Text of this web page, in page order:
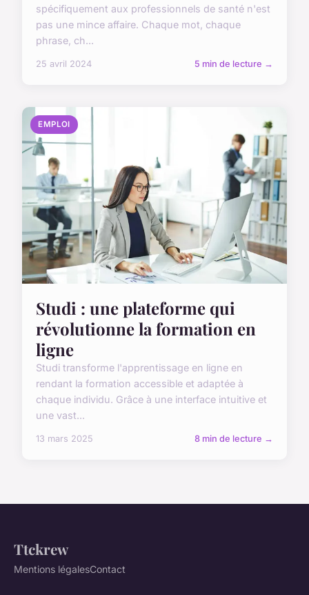
spécifiquement aux professionnels de santé n'est
pas une mince affaire. Chaque mot, chaque
phrase, ch...
25 avril 2024 5 min de lecture →
EMPLOI
Studi : une plateforme qui
révolutionne la formation en
ligne
Studi transforme l'apprentissage en ligne en
rendant la formation accessible et adaptée à
chaque individu. Grâce à une interface intuitive et
une vast...
13 mars 2025 8 min de lecture →
Ttckrew
Mentions légalesContact